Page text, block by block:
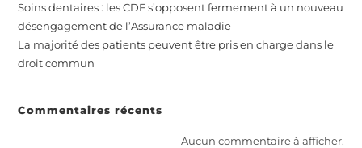
Soins dentaires : les CDF s’opposent fermement à un nouveau
désengagement de l’Assurance maladie
La majorité des patients peuvent être pris en charge dans le
droit commun
Commentaires récents
Aucun commentaire à afficher.